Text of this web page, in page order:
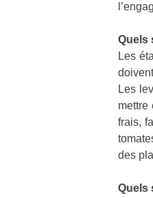
Quels
Les
Les
mettre
frais,
des
Quels